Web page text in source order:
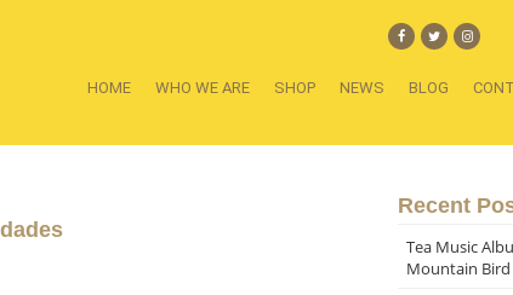
HOME WHO WE ARE SHOP NEWS BLOG
Recent
Tea Music
Mountain Bird